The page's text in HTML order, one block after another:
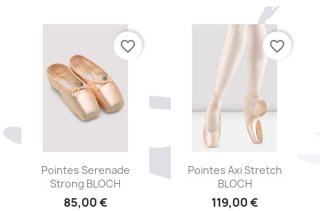
Aperçu rapide
Pointes Serenade
Strong BLOCH
85,00 €
favorite_border
Aperçu rapide
Pointes Axi Stretch
BLOCH
119,00 €
favorite_border